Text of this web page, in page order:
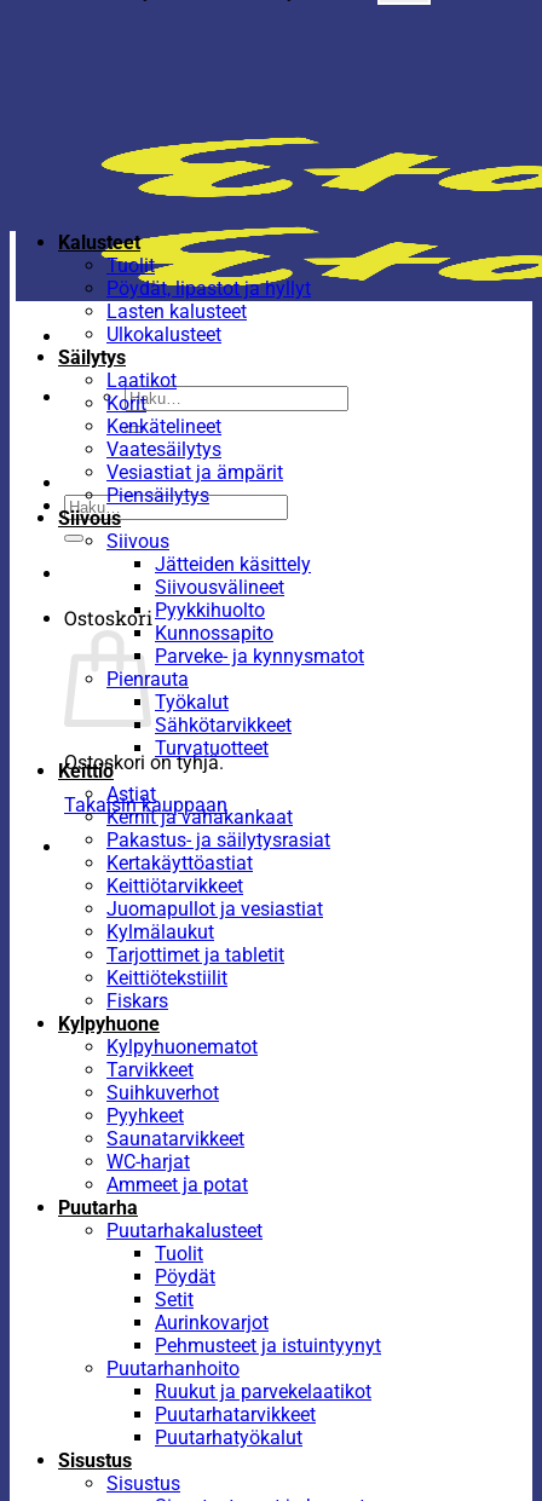
Etsi:
Etsi:
Ostoskori
Ostoskori on tyhjä.
Takaisin kauppaan
Kalusteet
Tuolit
Pöydät, lipastot ja hyllyt
Lasten kalusteet
Ulkokalusteet
Säilytys
Laatikot
Korit
Kenkätelineet
Vaatesäilytys
Vesiastiat ja ämpärit
Piensäilytys
Siivous
Siivous
Jätteiden käsittely
Siivousvälineet
Pyykkihuolto
Kunnossapito
Parveke- ja kynnysmatot
Pienrauta
Työkalut
Sähkötarvikkeet
Turvatuotteet
Keittiö
Astiat
Kernit ja vahakankaat
Pakastus- ja säilytysrasiat
Kertakäyttöastiat
Keittiötarvikkeet
Juomapullot ja vesiastiat
Kylmälaukut
Tarjottimet ja tabletit
Keittiötekstiilit
Fiskars
Kylpyhuone
Kylpyhuonematot
Tarvikkeet
Suihkuverhot
Pyyhkeet
Saunatarvikkeet
WC-harjat
Ammeet ja potat
Puutarha
Puutarhakalusteet
Tuolit
Pöydät
Setit
Aurinkovarjot
Pehmusteet ja istuintyynyt
Puutarhanhoito
Ruukut ja parvekelaatikot
Puutarhatarvikkeet
Puutarhatyökalut
Sisustus
Sisustus